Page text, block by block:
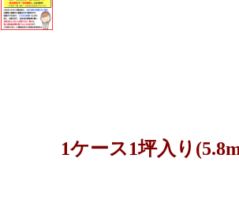
1ケース1坪入り